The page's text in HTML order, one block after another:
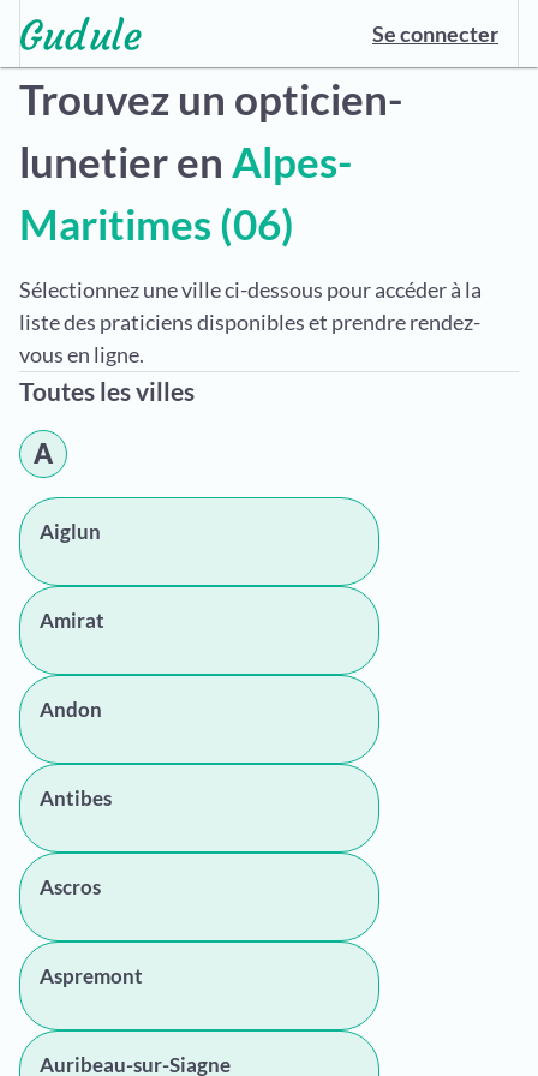
Se connecter
Trouvez un opticien-
lunetier en Alpes-
Maritimes (06)
Sélectionnez une ville ci-dessous pour accéder à la
liste des praticiens disponibles et prendre rendez-
vous en ligne.
Toutes les villes
A
Aiglun
Amirat
Andon
Antibes
Ascros
Aspremont
Auribeau-sur-Siagne